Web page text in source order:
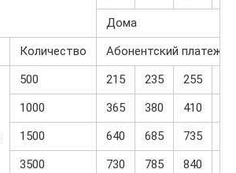
Дома
Количество Абонентский платеж,
500 215 235 255
1000
365 380 410
1500
640 685 735
3500
730 785 840